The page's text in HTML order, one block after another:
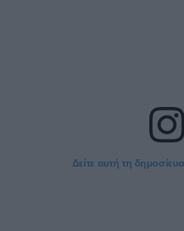
Δείτε αυτή τη